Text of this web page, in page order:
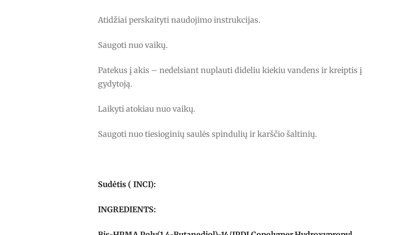
Atidžiai perskaityti naudojimo instrukcijas.
Saugoti nuo vaikų.
Patekus į akis – nedelsiant nuplauti dideliu kiekiu vandens ir kreiptis į
gydytoją.
Laikyti atokiau nuo vaikų.
Saugoti nuo tiesioginių saulės spindulių ir karščio šaltinių.
Sudėtis ( INCI):
INGREDIENTS: